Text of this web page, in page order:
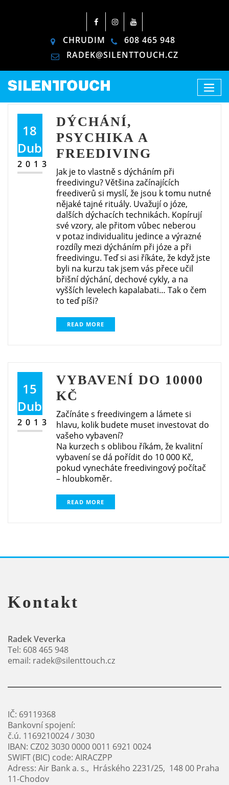
CHRUDIM
608 465 948
RADEK@SILENTTOUCH.CZ
18
Dub
2013
DÝCHÁNÍ,
PSYCHIKA A
FREEDIVING
Jak je to vlastně s dýcháním při
freedivingu? Většina začínajících
freediverů si myslí, že jsou k tomu nutné
nějaké tajné rituály. Uvažují o józe,
dalších dýchacích technikách. Kopírují
své vzory, ale přitom vůbec neberou
v potaz individualitu jedince a výrazné
rozdíly mezi dýcháním při józe a při
freedivingu. Teď si asi říkáte, že když jste
byli na kurzu tak jsem vás přece učil
břišní dýchání, dechové cykly, a na
vyšších levelech kapalabati… Tak o čem
to teď píši?
READ MORE
15
Dub
2013
VYBAVENÍ DO 10000
KČ
Začínáte s freedivingem a lámete si
hlavu, kolik budete muset investovat do
vašeho vybavení?
Na kurzech s oblibou říkám, že kvalitní
vybavení se dá pořídit do 10 000 Kč,
pokud vynecháte freedivingový počítač
– hloubkoměr.
READ MORE
Kontakt
Radek Veverka
Tel: 608 465 948
email: radek@silenttouch.cz
IČ: 69119368
Bankovní spojení:
č.ú. 1169210024 / 3030
IBAN: CZ02 3030 0000 0011 6921 0024
SWIFT (BIC) code: AIRACZPP
Adress: Air Bank a. s., Hráského 2231/25, 148 00 Praha
11-Chodov